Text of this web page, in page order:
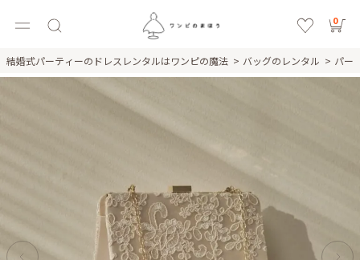
0
結婚式パーティーのドレスレンタルはワンピの魔法 バッグのレンタル パー